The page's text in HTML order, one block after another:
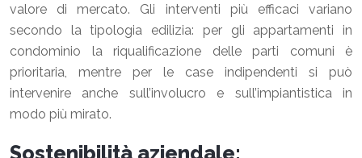
valore di mercato. Gli interventi più efficaci variano
secondo la tipologia edilizia: per gli appartamenti in
condominio la riqualificazione delle parti comuni è
prioritaria, mentre per le case indipendenti si può
intervenire anche sull’involucro e sull’impiantistica in
modo più mirato.
Sostenibilità aziendale: